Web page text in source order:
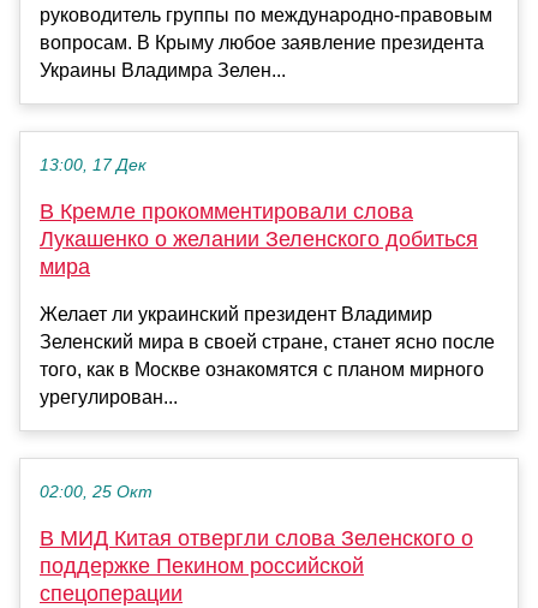
руководитель группы по международно-правовым
вопросам. В Крыму любое заявление президента
Украины Владимра Зелен...
13:00, 17 Дек
В Кремле прокомментировали слова
Лукашенко о желании Зеленского добиться
мира
Желает ли украинский президент Владимир
Зеленский мира в своей стране, станет ясно после
того, как в Москве ознакомятся с планом мирного
урегулирован...
02:00, 25 Окт
В МИД Китая отвергли слова Зеленского о
поддержке Пекином российской
спецоперации